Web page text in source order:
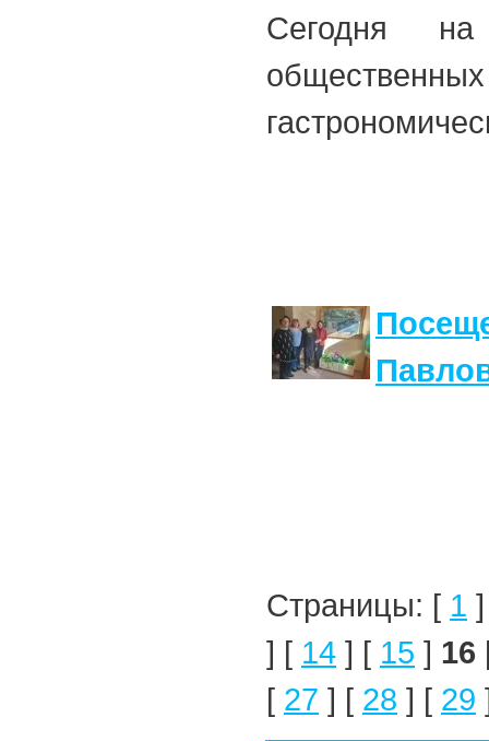
Сегодня
Страницы: [ 1
] [ 14 ] [ 15 ] 16
[ 27 ] [ 28 ] [ 29